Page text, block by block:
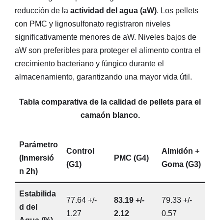
reducción de la actividad del agua (aW). Los pellets
con PMC y lignosulfonato registraron niveles
significativamente menores de aW. Niveles bajos de
aW son preferibles para proteger el alimento contra el
crecimiento bacteriano y fúngico durante el
almacenamiento, garantizando una mayor vida útil.
Tabla comparativa de la calidad de pellets para el
camaón blanco.
Parámetro
(Inmersió
n 2h)
Control
(G1)
PMC (G4)
Almidón +
Goma (G3)
Estabilida
d del
77.64 +/-
1.27
83.19 +/-
2.12
79.33 +/-
0.57